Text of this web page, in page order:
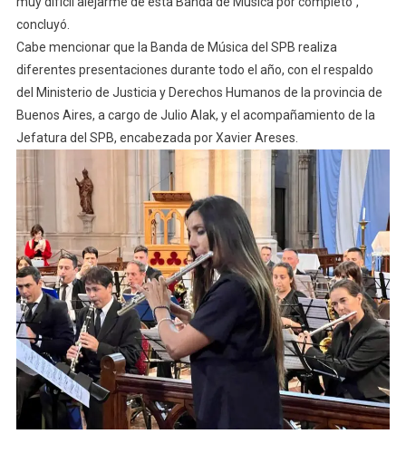
concluyó.
Cabe mencionar que la Banda de Música del SPB realiza
diferentes presentaciones durante todo el año, con el respaldo
del Ministerio de Justicia y Derechos Humanos de la provincia de
Buenos Aires, a cargo de Julio Alak, y el acompañamiento de la
Jefatura del SPB, encabezada por Xavier Areses.